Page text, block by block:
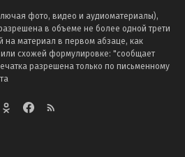
фото, видео и аудиоматериалы),
в объеме не более одной трети
на материал в первом абзаце, как
схожей формулировке: "сообщает
разрешена только по письменному